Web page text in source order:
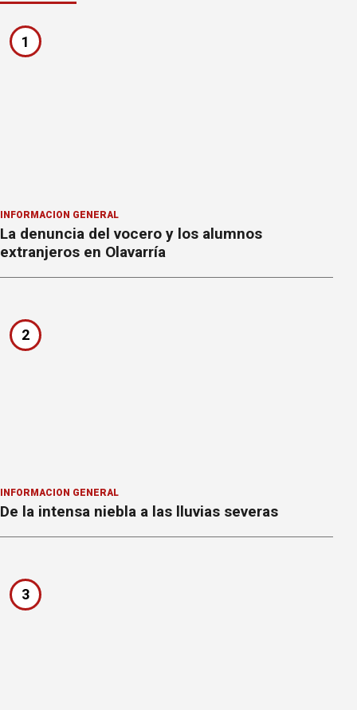
1
INFORMACION GENERAL
La denuncia del vocero y los alumnos
extranjeros en Olavarría
2
INFORMACION GENERAL
De la intensa niebla a las lluvias severas
3